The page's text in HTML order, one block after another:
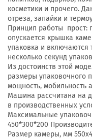
косметики и прочего.
отреза, запайки и
Принцип работы прост:
опускается крышка
упаковка и включаются
несколько секунд
Из достоинств этой
размеры упаковочного
мощность, мобильность
Машина рассчитана на
в производственных
Максимальные
450*300*200
Размер камеры, мм